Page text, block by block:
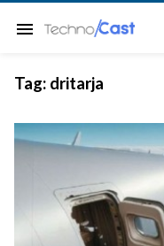
menu
Tag: dritarja